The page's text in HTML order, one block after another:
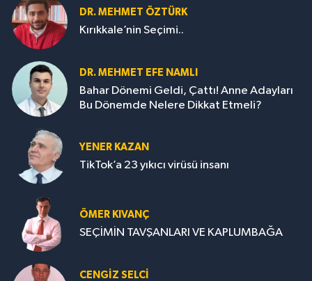
DR. MEHMET ÖZTÜRK
Kırıkkale’nin Seçimi..
DR. MEHMET EFE NAMLI
Bahar Dönemi Geldi, Çattı! Anne Adayları
Bu Dönemde Nelere Dikkat Etmeli?
YENER KAZAN
TikTok’a 23 yıkıcı virüsü insanı
ÖMER KIVANÇ
SEÇİMİN TAVŞANLARI VE KAPLUMBAĞA
CENGİZ SELCİ